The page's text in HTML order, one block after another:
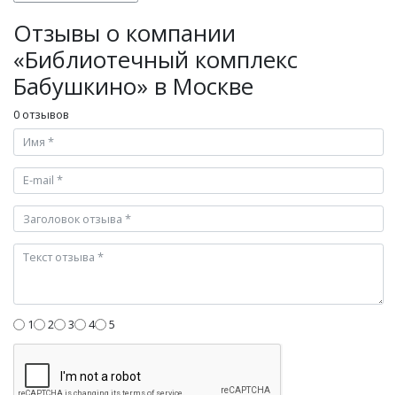
Отзывы о компании
«Библиотечный комплекс
Бабушкино» в Москве
0 отзывов
1 2 3 4 5